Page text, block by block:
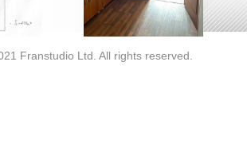
Franstudio Ltd. All rights reserved.